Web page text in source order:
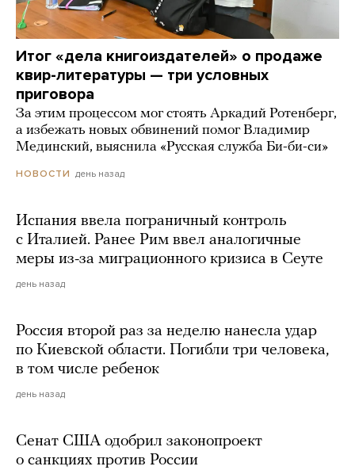
Итог «дела книгоиздателей» о продаже
квир-литературы — три условных
приговора
За этим процессом мог стоять Аркадий Ротенберг,
а избежать новых обвинений помог Владимир
Мединский, выяснила «Русская служба Би-би-си»
НОВОСТИ день назад
Испания ввела пограничный контроль
с Италией. Ранее Рим ввел аналогичные
меры из-за миграционного кризиса в Сеуте
день назад
Россия второй раз за неделю нанесла удар
по Киевской области. Погибли три человека,
в том числе ребенок
день назад
Сенат США одобрил законопроект
о санкциях против России